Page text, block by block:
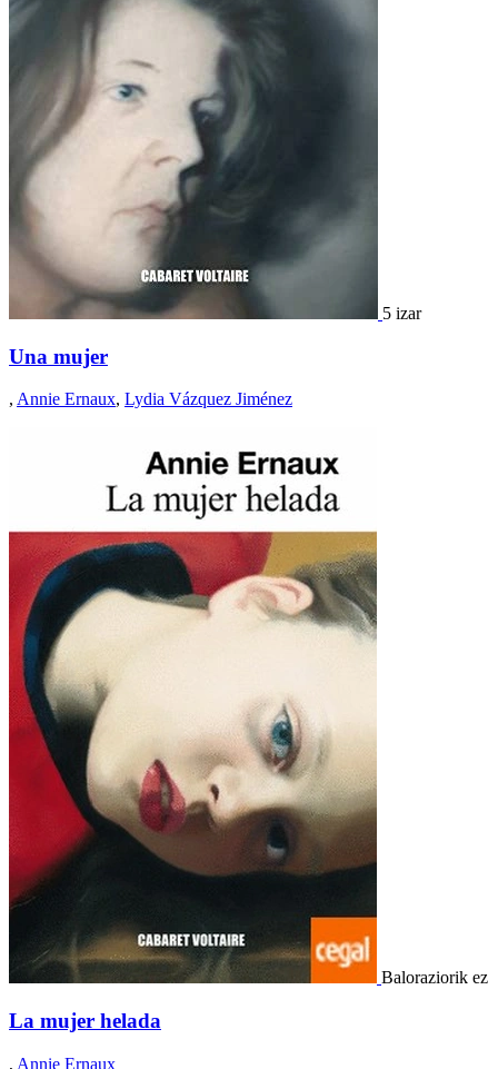
5 izar
Una mujer
, Annie Ernaux, Lydia Vázquez Jiménez
Baloraziorik ez
La mujer helada
, Annie Ernaux